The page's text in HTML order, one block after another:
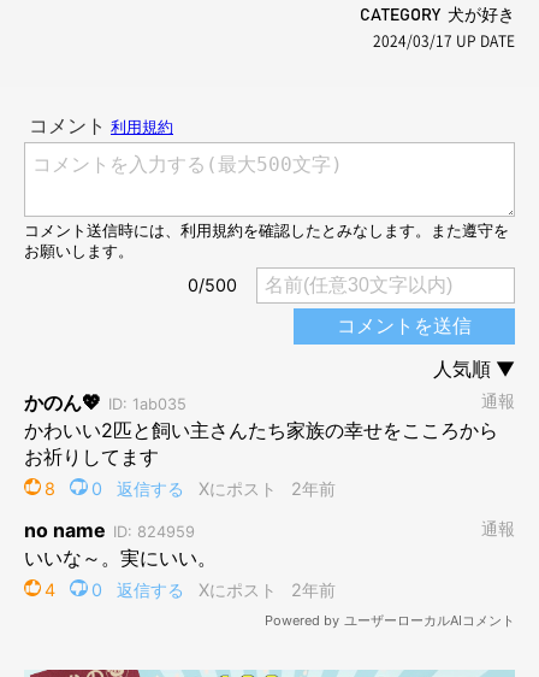
CATEGORY 犬が好き
2024/03/17 UP DATE